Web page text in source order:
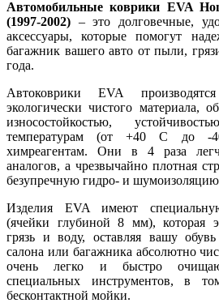
Автомобильные коврики EVA
(1997-2002) – это долговечные,
аксессуары, которые помогут
багажник вашего авто от пыли,
года.
Автоковрики EVA
экологически чистого материала,
износостойкостью,
температурам (от +40 С до -
химреагентам. Они в 4 раза
аналогов, а чрезвычайно плотная
безупречную гидро- и
Изделия EVA имеют
(ячейки глубиной 8 мм), которая
грязь и воду, оставляя вашу
салона или багажника абсолютно
очень легко и быстро
специальных инструментов, в
бесконтактной мойки.